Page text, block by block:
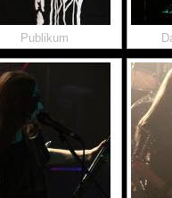
Publikum